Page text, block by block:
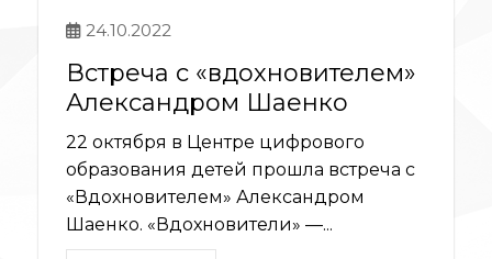
24.10.2022
Встреча с «вдохновителем»
Александром Шаенко
22 октября в Центре цифрового
образования детей прошла встреча с
«Вдохновителем» Александром
Шаенко. «Вдохновители» —...